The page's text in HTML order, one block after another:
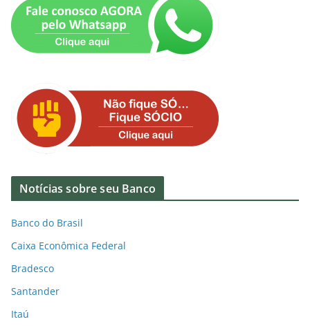
Notícias sobre seu Banco
Banco do Brasil
Caixa Econômica Federal
Bradesco
Santander
Itaú